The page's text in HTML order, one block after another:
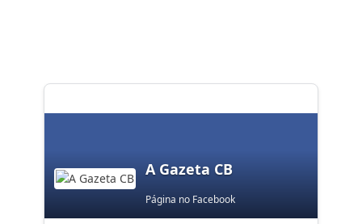
A Gazeta CB
Página no Facebook